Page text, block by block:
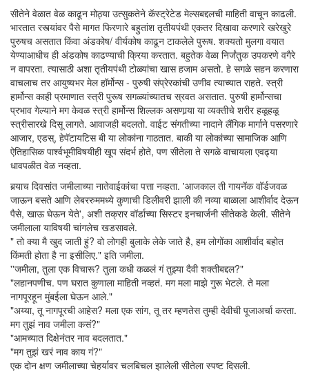
सीतेने वेळात वेळ काढून मोठ्या उत्सुकतेने कॅस्ट्रेटेड मेल्सबद्दलची माहिती वाचून काढली.
भारतात रस्त्यांवर पैसे मागत फिरणारे बहुतांश तृतीयपंथी एकतर दिखावा करणारे खरेखुरे
पुरुषच असतात किंवा अंडकोष/ वीर्यकोष काढून टाकलेले पुरूष. शक्यतो मुलगा वयात
येण्याआधीच ही अंडकोष काढण्याची क्रिया करतात. बहुतेक वेळा निर्जंतुक उपकरणे वगैरे
न वापरता. त्यासाठी अशा तृतीयपंथी टोळ्यांचा खास हजाम असतो. हे सगळे सहन करणारा
वाचलाच तर आयुष्यभर मेल हॉर्मोन्स - पुरुषी संप्रेरकांची उणीव त्याच्यात राहते. स्त्री
हार्मोन्स काही प्रमाणात स्त्री पुरूष सगळ्यांच्यातच स्रवत असतात. पुरुषी हार्मोन्सचा
प्रभाव गेल्याने मग केवळ स्त्री हार्मोन्स शिल्लक असणार्‍या या व्यक्तीचे शरीर हळूहळू
स्त्रीसारखे दिसू लागते. आवाजही बदलतो. वाईट संगतीच्या नादाने लैंगिक मार्गाने पसरणारे
आजार, एडस्, हेपॅटायटिस बी या लोकांना गाठतात. बाकी या लोकांच्या सामाजिक आणि
ऐतिहासिक पार्श्वभूमीविषयीही खूप संदर्भ होते, पण सीतेला ते सगळे वाचायला एवढ्या
धावपळीत वेळ नव्हता.
बर्‍याच दिवसांत जमीलाच्या नातेवाईकांचा पत्ता नव्हता. 'आजकाल ती गायनॅक वॉर्डजवळ
जाऊन बसते आणि लेबररुममध्ये कुणाची डिलीवरी झाली की नव्या बाळाला आशीर्वाद देऊन
पैसे, खाऊ घेऊन येते', अशी तक्रार वॉर्डाच्या सिस्टर इनचार्जनी सीतेकडे केली. सीतेने
जमीलाला याविषयी चांगलेच खडसावले.
" तो क्या मै खुद जाती हुं? वो लोगही बुलाके लेके जाते है, हम लोगोंका आशीर्वाद बहोत
किंमती होता है ना इसीलिए." इति जमीला.
''जमीला, तुला एक विचारू? तुला कधी कळलं गं तुझ्या दैवी शक्तीबद्दल?"
"लहानपणीच. पण घरात कुणाला माहिती नव्हतं. मग मला माझे गुरू भेटले. ते मला
नागपूरहून मुंबईला घेऊन आले."
"अय्या, तू नागपूरची आहेस? मला एक सांग, तू तर म्हणतेस तुम्ही देवीची पूजाअर्चा करता.
मग तुझं नाव जमीला कसं?"
"आमच्यात दिक्षेनंतर नाव बदलतात."
"मग तुझं खरं नाव काय गं?"
एक दोन क्षण जमीलाच्या चेहर्यावर चलबिचल झालेली सीतेला स्पष्ट दिसली.